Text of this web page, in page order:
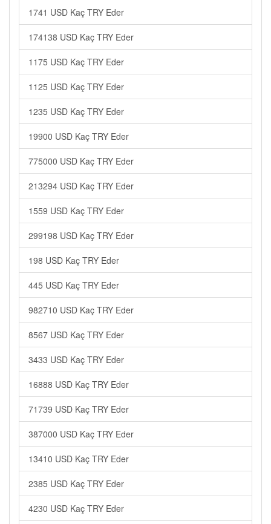
1741 USD Kaç TRY Eder
174138 USD Kaç TRY Eder
1175 USD Kaç TRY Eder
1125 USD Kaç TRY Eder
1235 USD Kaç TRY Eder
19900 USD Kaç TRY Eder
775000 USD Kaç TRY Eder
213294 USD Kaç TRY Eder
1559 USD Kaç TRY Eder
299198 USD Kaç TRY Eder
198 USD Kaç TRY Eder
445 USD Kaç TRY Eder
982710 USD Kaç TRY Eder
8567 USD Kaç TRY Eder
3433 USD Kaç TRY Eder
16888 USD Kaç TRY Eder
71739 USD Kaç TRY Eder
387000 USD Kaç TRY Eder
13410 USD Kaç TRY Eder
2385 USD Kaç TRY Eder
4230 USD Kaç TRY Eder